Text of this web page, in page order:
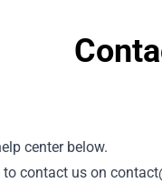
center below.
to contact us on